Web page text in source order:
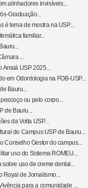
alinhadores invisíveis...
Graduação...
tema de mostra na USP...
familiar...
...
USP 2025...
em Odontologia na FOB-USP...
Bauru...
ou pelo corpo...
de Bauru...
da Volta USP...
do Campus USP de Bauru...
Conselho Gestor do campus...
uso do Sistema ROMEU...
uso de creme dental...
de Jornalismo...
para a comunidade ...